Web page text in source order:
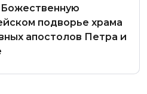
подворье храма
апостолов Петра и